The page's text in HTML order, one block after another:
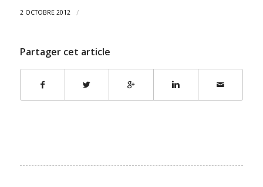
2 OCTOBRE 2012 /
Partager cet article